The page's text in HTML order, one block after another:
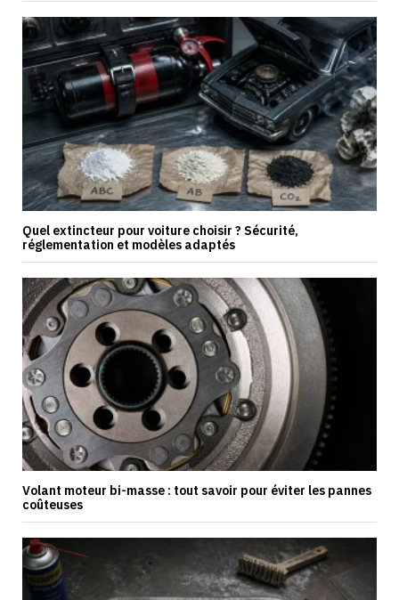
Quel extincteur pour voiture choisir ? Sécurité,
réglementation et modèles adaptés
Volant moteur bi-masse : tout savoir pour éviter les pannes
coûteuses